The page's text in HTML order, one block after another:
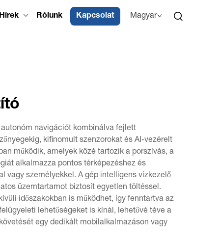
Hírek Rólunk Kapcsolat Magyar
navigációt kombinálva fejlett
kifinomult szenzorokat és AI-vezérelt
működik, amelyek közé tartozik a porszívás, a
alkalmazza pontos térképezéshez és
vagy személyekkel. A gép intelligens vízkezelő
üzemtartamot biztosít egyetlen töltéssel.
időszakokban is működhet, így fenntartva az
lehetőségeket is kínál, lehetővé téve a
egy dedikált mobilalkalmazáson vagy